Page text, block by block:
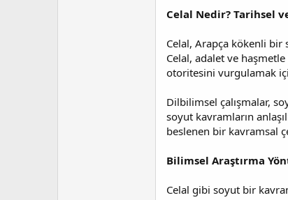
Celal Nedir? Tarihsel
Celal, Arapça kökenli bir
Celal, adalet ve
otoritesini vurgulamak
Dilbilimsel çalışmalar,
soyut kavramların
beslenen bir kavramsal
Bilimsel Araştırma
Celal gibi soyut bir